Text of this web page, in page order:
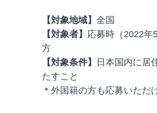
【対象地域】 全国
【対象者】 応募時（2022年
方
【対象条件】
日本国内に居
たすこと
＊外国籍の方も応募いただ